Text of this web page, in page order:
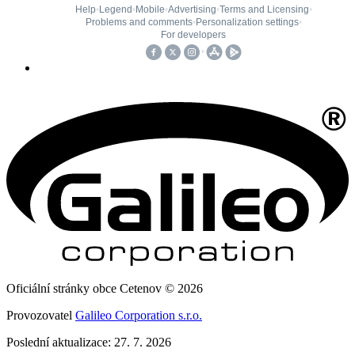
Oficiální stránky obce Cetenov © 2026
Provozovatel Galileo Corporation s.r.o.
Poslední aktualizace: 27. 7. 2026